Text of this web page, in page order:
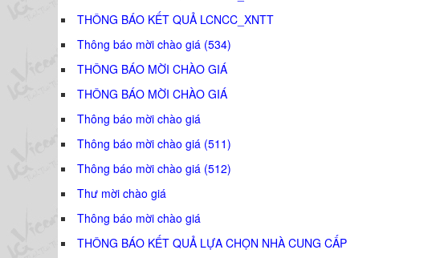
THÔNG BÁO KẾT QUẢ LCNCC_XNTT
Thông báo mời chào giá (534)
THÔNG BÁO MỜI CHÀO GIÁ
THÔNG BÁO MỜI CHÀO GIÁ
Thông báo mời chào giá
Thông báo mời chào giá (511)
Thông báo mời chào giá (512)
Thư mời chào giá
Thông báo mời chào giá
THÔNG BÁO KẾT QUẢ LỰA CHỌN NHÀ CUNG CẤP